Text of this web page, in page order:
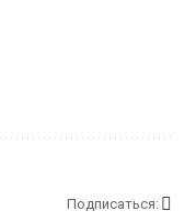
Подписаться: